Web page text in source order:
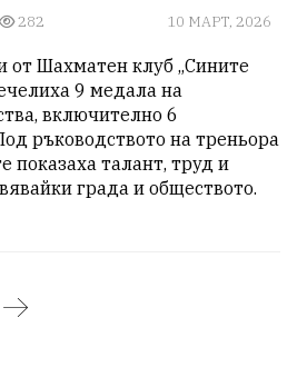
282 10 МАРТ, 2026
Шахматен клуб „Сините
9 медала на
включително 6
ръководството на треньора
показаха талант, труд и
града и обществото.